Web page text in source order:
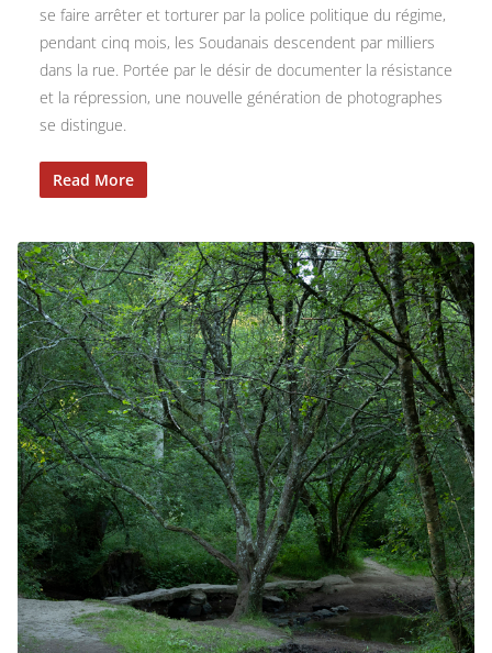
se faire arrêter et torturer par la police politique du régime,
pendant cinq mois, les Soudanais descendent par milliers
dans la rue. Portée par le désir de documenter la résistance
et la répression, une nouvelle génération de photographes
se distingue.
Read More